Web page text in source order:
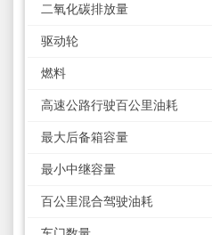
二氧化碳排放量
驱动轮
燃料
高速公路行驶百公里油耗
最大后备箱容量
最小中继容量
百公里混合驾驶油耗